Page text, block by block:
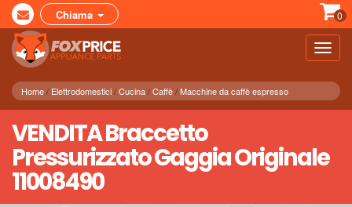
Chiama 0
Home Elettrodomestici Cucina Caffè Macchine da caffè espresso
VENDITA Braccetto
Pressurizzato Gaggia Originale
11008490